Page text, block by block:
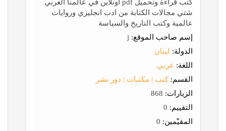
كتب قراءة وتحميل pdf اونلاين في عالمنا العربي
شتي مجالات الكتابة من ادب انجليزي وروايات
عالمية وكتب التاريخ والسياسة
إسم صاحب الموقع:
الدولة: لبنان
اللغة: عربي
القسم: كتب | مكتبات | دور نشر
الزيارات:
التقييم:
المقيّمين: